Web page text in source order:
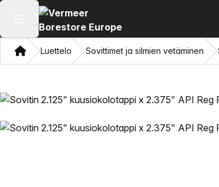
Avaa päävalikko
KotiLuettelo Sovittimet ja silmien vetäminen